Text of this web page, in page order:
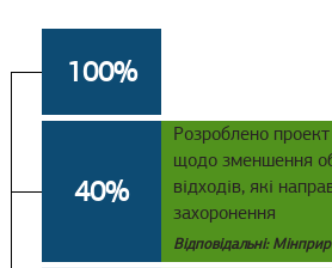
100%
40%
Розроблено проект
щодо зменшення
відходів, які
захоронення
Відповідальні: